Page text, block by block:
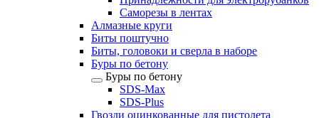
Саморезы в лентах
Алмазные круги
Биты поштучно
Биты, головоки и сверла в наборе
Буры по бетону
Буры по бетону
SDS-Max
SDS-Plus
Гвозди оцинкованные для пистолета